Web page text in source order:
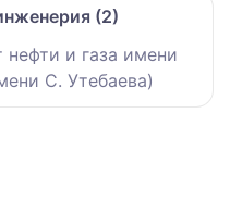
(2)
и газа имени
С. Утебаева)